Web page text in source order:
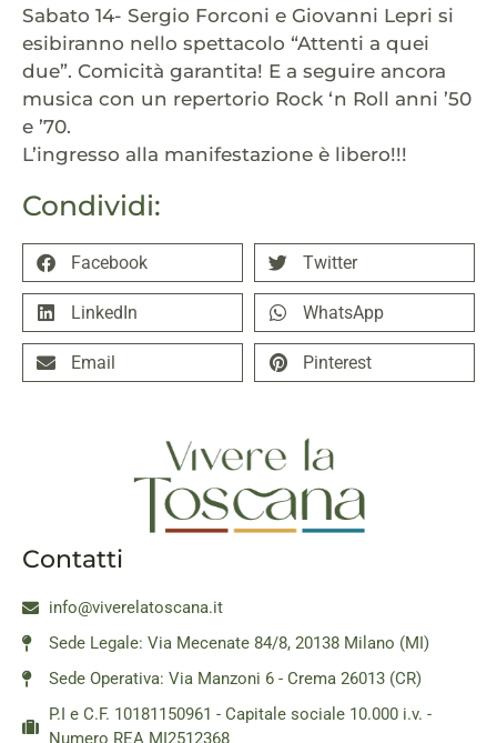
Condividi:
Facebook Twitter
LinkedIn WhatsApp
Email Pinterest
Sabato 14- Sergio Forconi e Giovanni Lepri si
esibiranno nello spettacolo “Attenti a quei
due”. Comicità garantita! E a seguire ancora
musica con un repertorio Rock ‘n Roll anni ’50
e ’70.
L’ingresso alla manifestazione è libero!!!
Contatti
info@viverelatoscana.it
Sede Legale: Via Mecenate 84/8, 20138 Milano (MI)
Sede Operativa: Via Manzoni 6 - Crema 26013 (CR)
P.I e C.F. 10181150961 - Capitale sociale 10.000 i.v. -